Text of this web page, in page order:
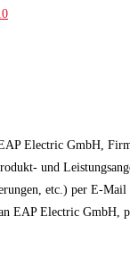
Electric GmbH,
und
etc.) per E-
EAP Electric GmbH,